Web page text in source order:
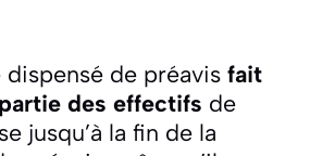
dispensé de préavis fait
des effectifs de
jusqu’à la fin de la